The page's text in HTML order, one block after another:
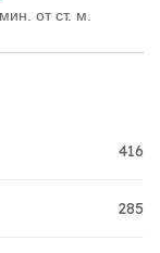
от ст. м.
416
285